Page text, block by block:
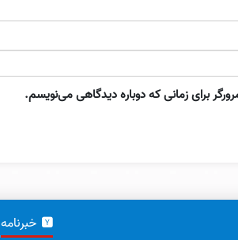
برای زمانی که دوباره دیدگاهی می‌نویسم.
خبرنامه